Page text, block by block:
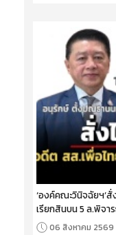
‘องค์คณะวินิจฉัยฯ’
เรียกสินบน 5 ล.พิจา
06 สิงหาคม 2569